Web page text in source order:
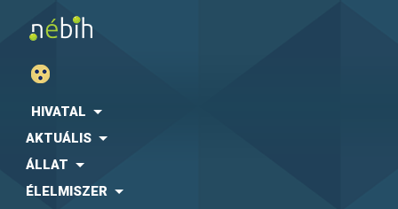
HIVATAL
AKTUÁLIS
ÁLLAT
ÉLELMISZER